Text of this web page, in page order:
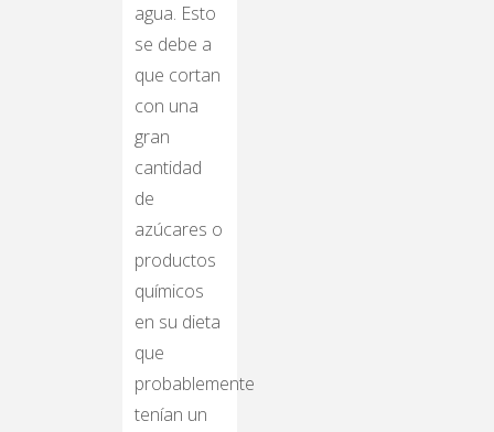
agua. Esto
se debe a
que cortan
con una
gran
cantidad
de
azúcares o
productos
químicos
en su dieta
que
probablemente
tenían un